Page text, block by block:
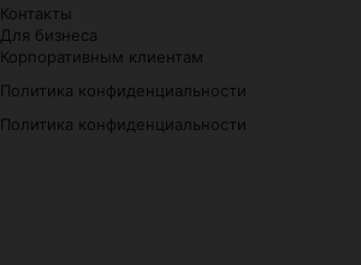
Контакты
Для бизнеса
Корпоративным клиентам
Политика конфиденциальности
Политика конфиденциальности